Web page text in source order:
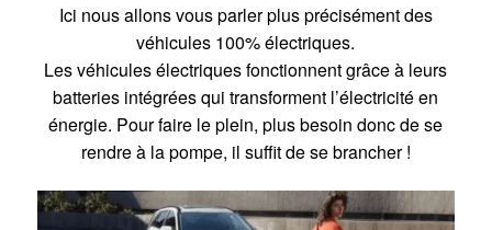
Ici nous allons vous parler plus précisément des
véhicules 100% électriques.
Les véhicules électriques fonctionnent grâce à leurs
batteries intégrées qui transforment l’électricité en
énergie. Pour faire le plein, plus besoin donc de se
rendre à la pompe, il suffit de se brancher !